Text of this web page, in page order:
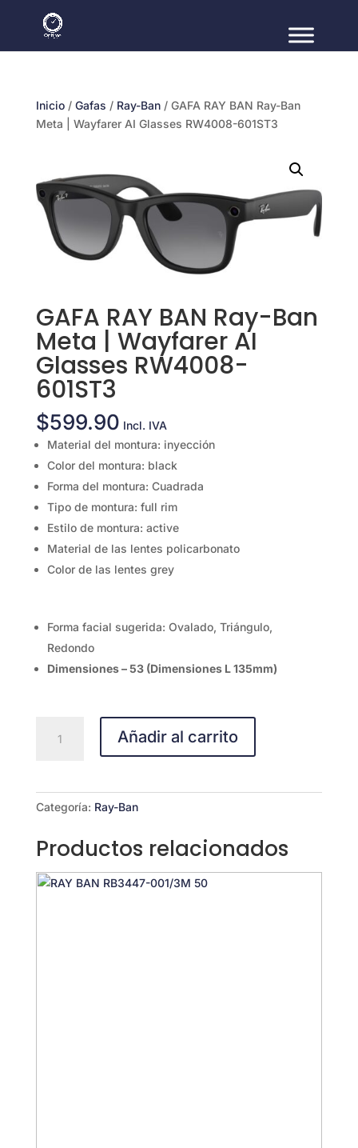
Inicio/ Gafas / Ray-Ban/ GAFA RAY BAN Ray-Ban
Meta | Wayfarer AI Glasses RW4008-601ST3
GAFA RAY BAN Ray-Ban
Meta | Wayfarer AI
Glasses RW4008-
601ST3
$599.90 Incl. IVA
Material del montura: inyección
Color del montura: black
Forma del montura: Cuadrada
Tipo de montura: full rim
Estilo de montura: active
Material de las lentes policarbonato
Color de las lentes grey
Forma facial sugerida: Ovalado, Triángulo,
Redondo
Dimensiones – 53 (Dimensiones L 135mm)
Meta
Wayfarer
AI
Glasses
Añadir al carrito
Categoría: Ray-Ban
Productos relacionados